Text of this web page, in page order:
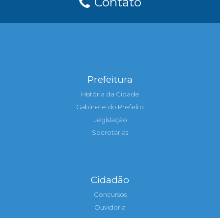
Prefeitura
História da Cidade
Gabinete do Prefeito
Legislação
Secretarias
Cidadão
Concursos
Ouvidoria